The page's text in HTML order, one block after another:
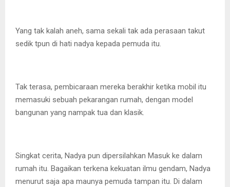
Yang tak kalah aneh, sama sekali tak ada perasaan takut
sedik tpun di hati nadya kepada pemuda itu.
Tak terasa, pembicaraan mereka berakhir ketika mobil itu
memasuki sebuah pekarangan rumah, dengan model
bangunan yang nampak tua dan klasik.
Singkat cerita, Nadya pun dipersilahkan Masuk ke dalam
rumah itu. Bagaikan terkena kekuatan ilmu gendam, Nadya
menurut saja apa maunya pemuda tampan itu. Di dalam